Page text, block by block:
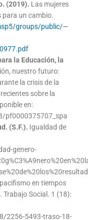
(2019). Las mujeres
un cambio.
groups/public/—
la Educación, la
nuestro futuro:
la crisis de la
sobre la
en:
pf0000375707_spa
(S.F.). Igualdad de
genero-
en tiempos
Trabajo Social. 1 (18):
2256-5493-traso-18-